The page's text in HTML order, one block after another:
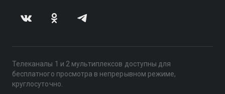
Телеканалы 1 и 2 мультиплексов доступны для
бесплатного просмотра в непрерывном режиме,
круглосуточно.